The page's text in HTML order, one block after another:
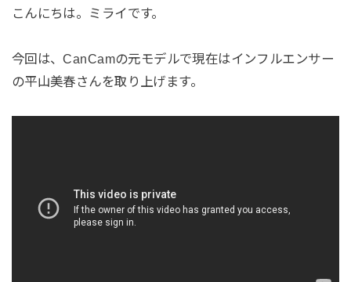
こんにちは。ミライです。
今回は、CanCamの元モデルで現在はインフルエンサー
の平山美春さんを取り上げます。